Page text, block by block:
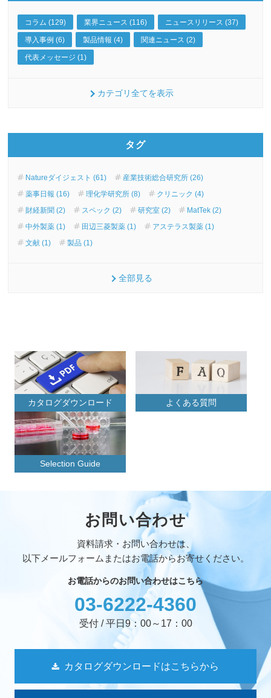
コラム (129) 業界ニュース (116) ニュースリリース (37)
導入事例 (6) 製品情報 (4) 関連ニュース (2)
代表メッセージ (1)
カテゴリ全てを表示
タグ
Natureダイジェスト (61)
産業技術総合研究所 (26)
薬事日報 (16)
理化学研究所 (8)
クリニック (4)
財経新聞 (2)
スペック (2) 研究室 (2)
MatTek (2)
中外製薬 (1)
田辺三菱製薬 (1)
アステラス製薬 (1)
文献 (1)
製品 (1)
全部見る
カタログダウンロード よくある質問
Selection Guide
お問い合わせ
資料請求・お問い合わせは、
以下メールフォームまたはお電話からお寄せください。
お電話からのお問い合わせはこちら
03-6222-4360
受付 / 平日9：00～17：00
カタログダウンロードはこちらから